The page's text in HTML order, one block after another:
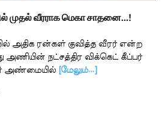
முதல் வீரராக மெகா சாதனை…!
அதிக ரன்கள் குவித்த வீரர் என்ற
அணியின் நட்சத்திர விக்கெட் கீப்பர்
அண்மையில் [மேலும்…]